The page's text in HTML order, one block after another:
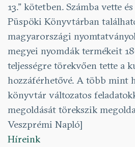
13.” kötetben. Számba vette
Püspöki Könyvtárban
magyarországi
megyei nyomdák termékeit
teljességre törekvően tette a
hozzáférhetővé. A több mint
könyvtár változatos
megoldását törekszik
Veszprémi Napló]
Híreink